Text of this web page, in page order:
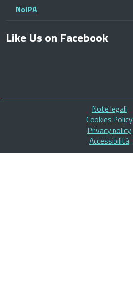
NoiPA
Like Us on Facebook
Piè
Note legali
Cookies Policy
Privacy policy
Accessibilità